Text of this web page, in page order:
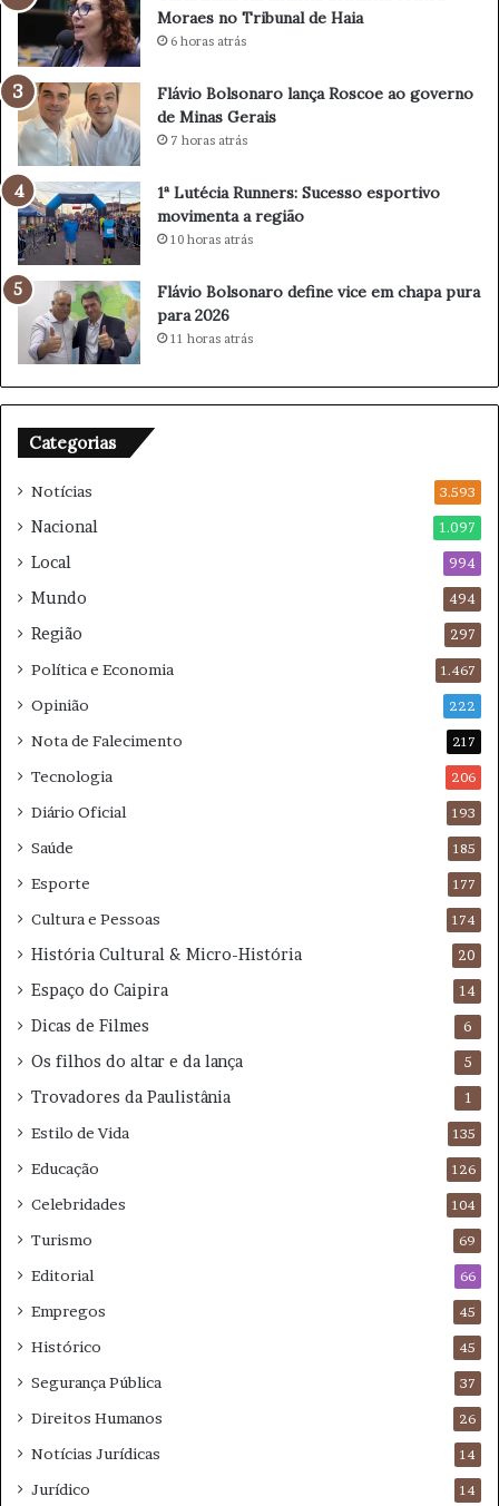
C
l
u
b
s
d
e
V
ô
l
i
F
n
n
o
o
a
m
n
t
Moraes no Tribunal de Haia
6 horas atrás
Flávio Bolsonaro lança Roscoe ao governo
de Minas Gerais
7 horas atrás
1ª Lutécia Runners: Sucesso esportivo
movimenta a região
10 horas atrás
Flávio Bolsonaro define vice em chapa pura
para 2026
11 horas atrás
Categorias
Notícias 3.593
Nacional 1.097
Local 994
Mundo 494
Região 297
Política e Economia 1.467
Opinião 222
Nota de Falecimento 217
Tecnologia 206
Diário Oficial 193
Saúde 185
Esporte 177
Cultura e Pessoas 174
História Cultural & Micro-História 20
Espaço do Caipira 14
Dicas de Filmes 6
Os filhos do altar e da lança 5
Trovadores da Paulistânia 1
Estilo de Vida 135
Educação 126
Celebridades 104
Turismo 69
Editorial 66
Empregos 45
Histórico 45
Segurança Pública 37
Direitos Humanos 26
Notícias Jurídicas 14
Jurídico 14